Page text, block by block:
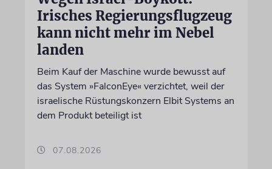
Irisches Regierungsflugzeug
kann nicht mehr im Nebel
landen
Beim Kauf der Maschine wurde bewusst auf
das System »FalconEye« verzichtet, weil der
israelische Rüstungskonzern Elbit Systems an
dem Produkt beteiligt ist
07.08.2026